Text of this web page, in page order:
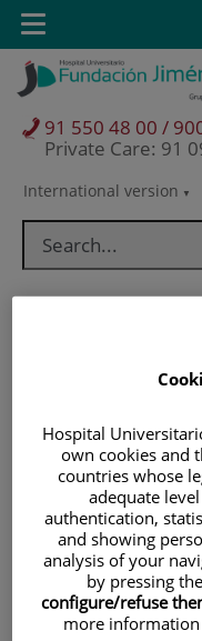
Jump to content
Jump
content
Language
selector
International version
91 550 48 00 /
Private Care: 91
Toggle
navigation
Patients
Hospital
own cookies and
countries whose
adequate
authentication,
and showing
analysis of your
by pressing
configure/refuse
more information